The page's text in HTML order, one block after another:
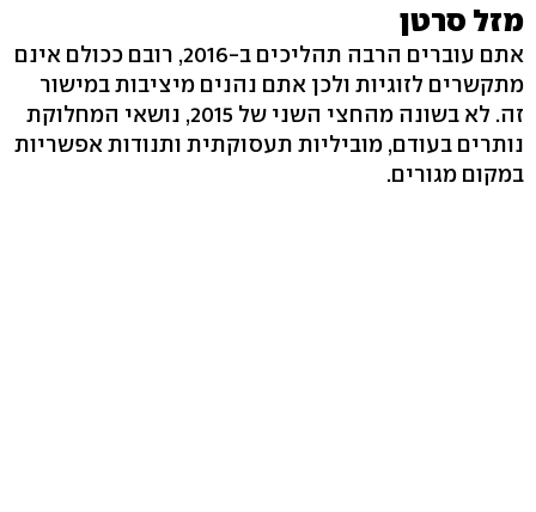
מזל סרטן
אתם עוברים הרבה תהליכים ב-2016, רובם ככולם אינם
מתקשרים לזוגיות ולכן אתם נהנים מיציבות במישור
זה. לא בשונה מהחצי השני של 2015, נושאי המחלוקת
נותרים בעודם, מוביליות תעסוקתית ותנודות אפשריות
במקום מגורים.